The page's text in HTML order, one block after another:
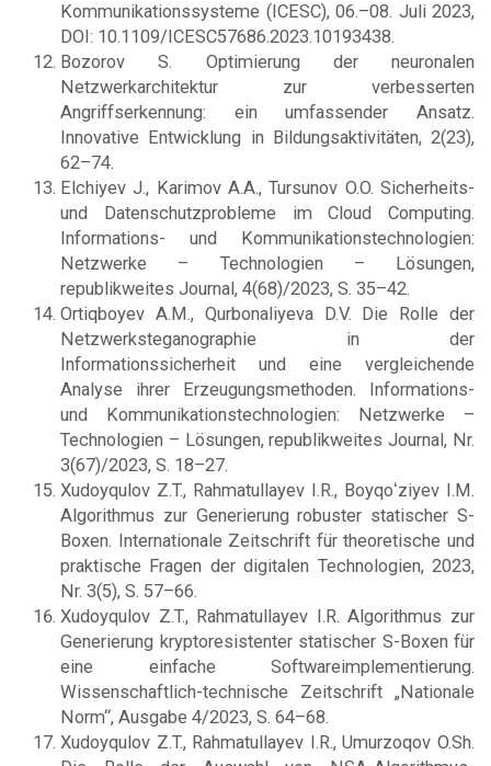
Kommunikationssysteme (ICESC), 06.–08. Juli 2023,
DOI: 10.1109/ICESC57686.2023.10193438.
Bozorov S. Optimierung der neuronalen
Netzwerkarchitektur zur verbesserten
Angriffserkennung: ein umfassender Ansatz.
Innovative Entwicklung in Bildungsaktivitäten, 2(23),
62–74.
Elchiyev J., Karimov A.A., Tursunov O.O. Sicherheits-
und Datenschutzprobleme im Cloud Computing.
Informations- und Kommunikationstechnologien:
Netzwerke – Technologien – Lösungen,
republikweites Journal, 4(68)/2023, S. 35–42.
Ortiqboyev A.M., Qurbonaliyeva D.V. Die Rolle der
Netzwerksteganographie in der
Informationssicherheit und eine vergleichende
Analyse ihrer Erzeugungsmethoden. Informations-
und Kommunikationstechnologien: Netzwerke –
Technologien – Lösungen, republikweites Journal, Nr.
3(67)/2023, S. 18–27.
Xudoyqulov Z.T., Rahmatullayev I.R., Boyqoʻziyev I.M.
Algorithmus zur Generierung robuster statischer S-
Boxen. Internationale Zeitschrift für theoretische und
praktische Fragen der digitalen Technologien, 2023,
Nr. 3(5), S. 57–66.
Xudoyqulov Z.T., Rahmatullayev I.R. Algorithmus zur
Generierung kryptoresistenter statischer S-Boxen für
eine einfache Softwareimplementierung.
Wissenschaftlich-technische Zeitschrift „Nationale
Norm“, Ausgabe 4/2023, S. 64–68.
Xudoyqulov Z.T., Rahmatullayev I.R., Umurzoqov O.Sh.